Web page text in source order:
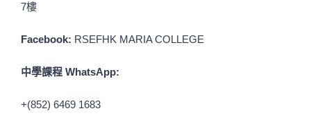
7樓
Facebook: RSEFHK MARIA COLLEGE
中學課程 WhatsApp:
+(852) 6469 1683